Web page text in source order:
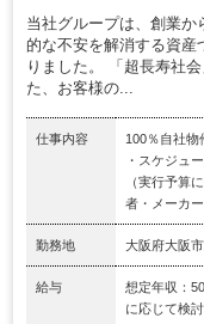
当社グループは、創業か
的な不安を解消する資
りました。 「超長寿社
た、お客様の...
仕事内容
100％自社
・スケジュ
（実行予算
者・メーカ
勤務地 大阪府大阪
給与
想定年収：
に応じて検